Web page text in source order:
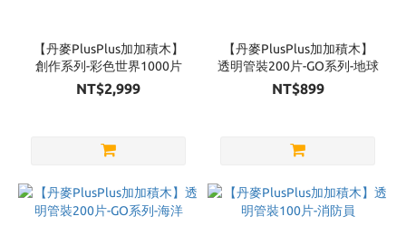
【丹麥PlusPlus加加積木】
創作系列-彩色世界1000片
NT$2,999
【丹麥PlusPlus加加積木】
透明管裝200片-GO系列-地球
NT$899